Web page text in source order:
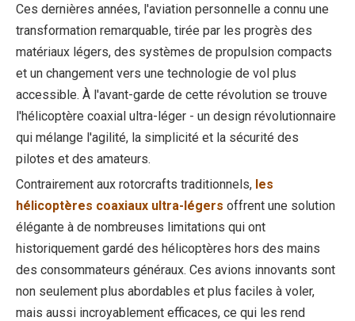
Ces dernières années, l'aviation personnelle a connu une
transformation remarquable, tirée par les progrès des
matériaux légers, des systèmes de propulsion compacts
et un changement vers une technologie de vol plus
accessible. À l'avant-garde de cette révolution se trouve
l'hélicoptère coaxial ultra-léger - un design révolutionnaire
qui mélange l'agilité, la simplicité et la sécurité des
pilotes et des amateurs.
Contrairement aux rotorcrafts traditionnels, les
hélicoptères coaxiaux ultra-légers offrent une solution
élégante à de nombreuses limitations qui ont
historiquement gardé des hélicoptères hors des mains
des consommateurs généraux. Ces avions innovants sont
non seulement plus abordables et plus faciles à voler,
mais aussi incroyablement efficaces, ce qui les rend